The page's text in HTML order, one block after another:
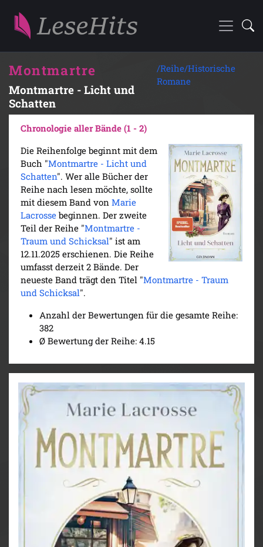
Montmartre
Montmartre - Licht und
Schatten
/Reihe/Historische
Romane
Chronologie aller Bände (1 - 2)
Die Reihenfolge beginnt mit dem
Buch "Montmartre - Licht und
Schatten". Wer alle Bücher der
Reihe nach lesen möchte, sollte
mit diesem Band von Marie
Lacrosse beginnen. Der zweite
Teil der Reihe "Montmartre -
Traum und Schicksal" ist am
12.11.2025 erschienen. Die Reihe
umfasst derzeit 2 Bände. Der
neueste Band trägt den Titel "Montmartre - Traum
und Schicksal".
Anzahl der Bewertungen für die gesamte Reihe:
382
Ø Bewertung der Reihe: 4.15